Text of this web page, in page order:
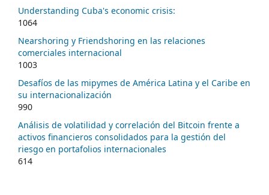
Understanding Cuba's economic crisis:
1064
Nearshoring y Friendshoring en las relaciones
comerciales internacional
1003
Desafíos de las mipymes de América Latina y el Caribe en
su internacionalización
990
Análisis de volatilidad y correlación del Bitcoin frente a
activos financieros consolidados para la gestión del
riesgo en portafolios internacionales
614